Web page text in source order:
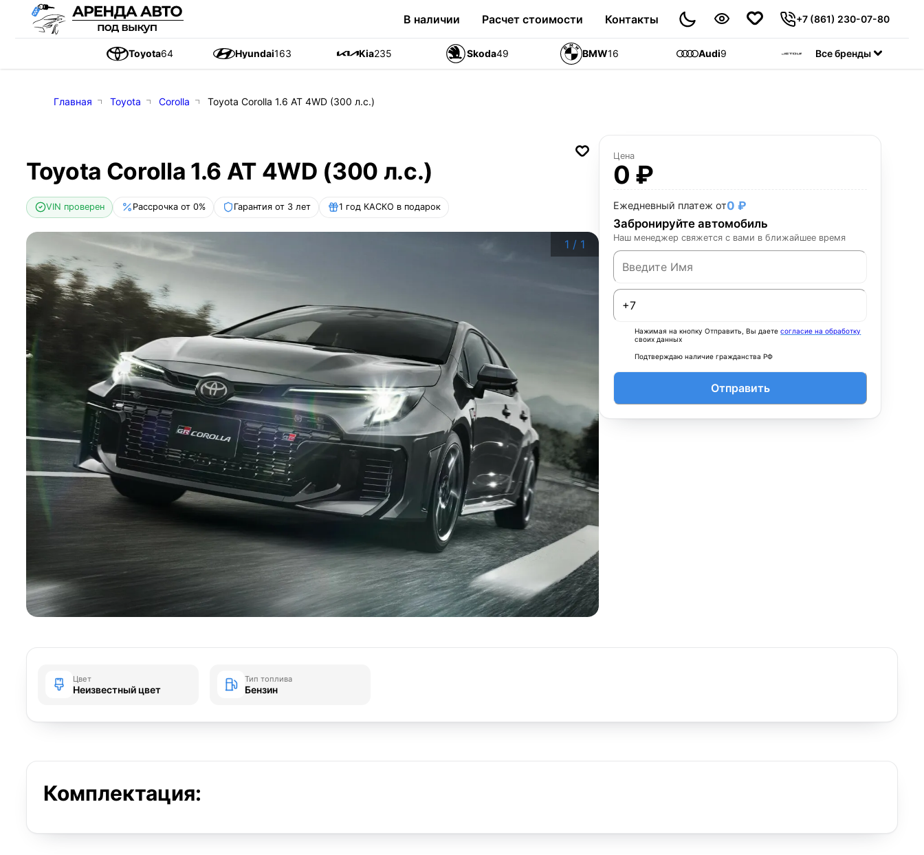
В наличии Расчет стоимости Контакты +7 (861) 230-07-80
Toyota64 Hyundai163 Kia235 Skoda49 BMW16 Audi9 Jetour55
Все бренды
Главная Toyota Corolla Toyota Corolla 1.6 AT 4WD (300 л.с.)
Toyota Corolla 1.6 AT 4WD (300 л.с.)
VIN проверен Рассрочка от 0% Гарантия от 3 лет 1 год КАСКО в подарок
1 / 1
Цена
0 ₽
Ежедневный платеж от0 ₽
Забронируйте автомобиль
Наш менеджер свяжется с вами в ближайшее время
Нажимая на кнопку Отправить, Вы даетесогласие на обработку
своих данных
Подтверждаю наличие гражданства РФ
Отправить
Цвет
Неизвестный цвет
Тип топлива
Бензин
Комплектация: